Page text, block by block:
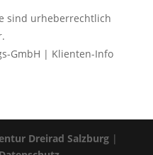
sind urheberrechtlich
GmbH | Klienten-Info
Dreirad Salzburg|